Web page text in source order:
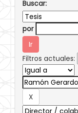
Buscar:
por
Filtros actuales: